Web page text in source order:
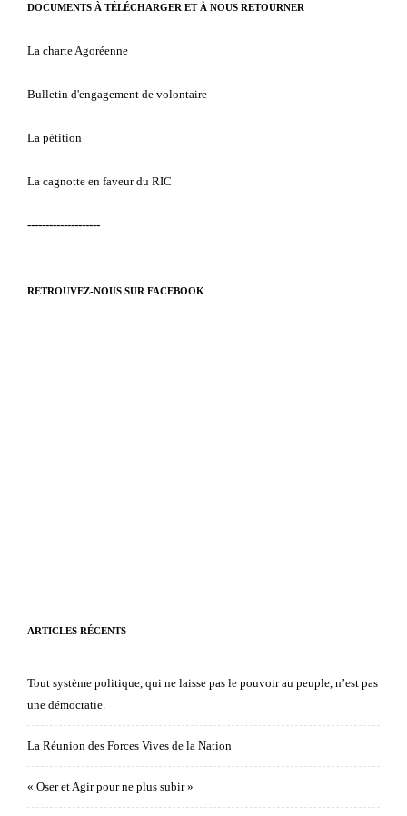
DOCUMENTS À TÉLÉCHARGER ET À NOUS RETOURNER
La charte Agoréenne
Bulletin d'engagement de volontaire
La pétition
La cagnotte en faveur du RIC
--------------------
RETROUVEZ-NOUS SUR FACEBOOK
ARTICLES RÉCENTS
Tout système politique, qui ne laisse pas le pouvoir au peuple, n’est pas
une démocratie.
La Réunion des Forces Vives de la Nation
« Oser et Agir pour ne plus subir »